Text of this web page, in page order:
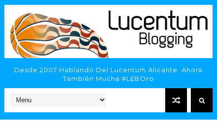
Desde 2007 Hablando Del Lucentum Alicante. Ahora
También Mucha #LEBOro